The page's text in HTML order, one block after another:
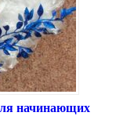
начинающих